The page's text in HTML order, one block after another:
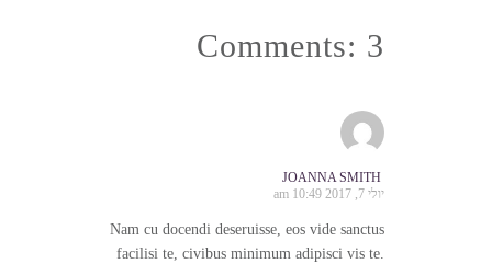
Comments: 3
JOANNA SMITH
יולי 7, 2017 10:49 am
Nam cu docendi deseruisse, eos vide sanctus
facilisi te, civibus minimum adipisci vis te.